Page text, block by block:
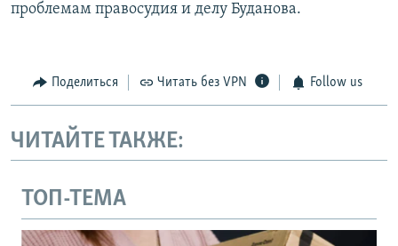
проблемам правосудия и делу Буданова.
Поделиться Читать без VPN Follow us
ЧИТАЙТЕ ТАКЖЕ:
ТОП-ТЕМА